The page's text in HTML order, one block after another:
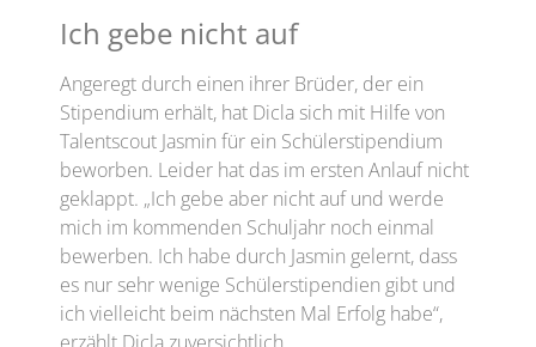
Ich gebe nicht auf
Angeregt durch einen ihrer Brüder, der ein
Stipendium erhält, hat Dicla sich mit Hilfe von
Talentscout Jasmin für ein Schülerstipendium
beworben. Leider hat das im ersten Anlauf nicht
geklappt. „Ich gebe aber nicht auf und werde
mich im kommenden Schuljahr noch einmal
bewerben. Ich habe durch Jasmin gelernt, dass
es nur sehr wenige Schülerstipendien gibt und
ich vielleicht beim nächsten Mal Erfolg habe“,